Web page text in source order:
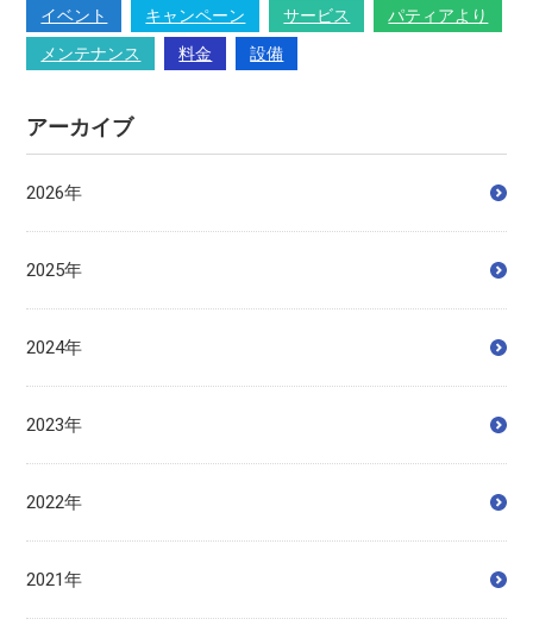
イベント キャンペーン サービス
パティアより
メンテナンス
料金 設備
アーカイブ
2026年
2025年
2024年
2023年
2022年
2021年